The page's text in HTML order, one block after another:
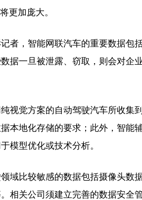
更加庞大。
，智能网联汽车的重要数据包
据一旦被泄露、窃取，则会对企
觉方案的自动驾驶汽车所收集
本地化存储的要求；此外，智能
模型优化或技术分析。
比较敏感的数据包括摄像头数据
相关公司须建立完善的数据安全